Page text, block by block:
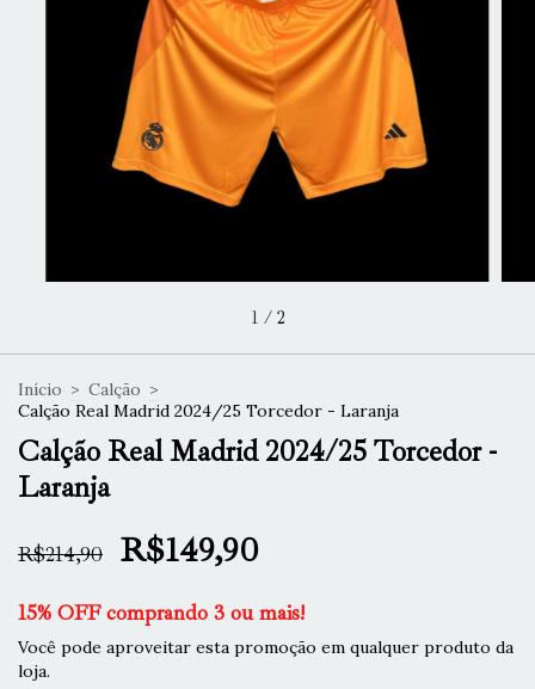
1 / 2
Início > Calção >
Calção Real Madrid 2024/25 Torcedor - Laranja
Calção Real Madrid 2024/25 Torcedor -
Laranja
R$214,90 R$149,90
15% OFF comprando 3 ou mais!
Você pode aproveitar esta promoção em qualquer produto da
loja.